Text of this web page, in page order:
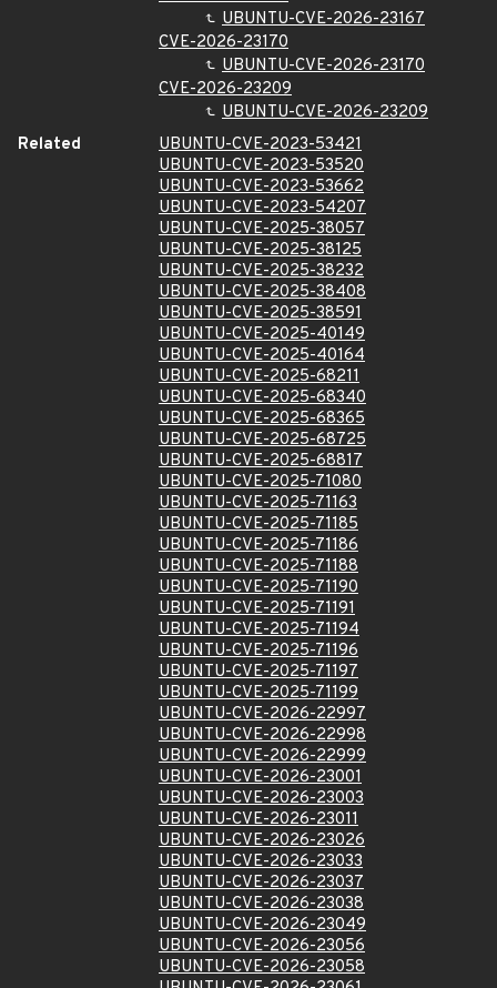
UBUNTU-CVE-2026-23167
CVE-2026-23170
UBUNTU-CVE-2026-23170
CVE-2026-23209
UBUNTU-CVE-2026-23209
Related
UBUNTU-CVE-2023-53421
UBUNTU-CVE-2023-53520
UBUNTU-CVE-2023-53662
UBUNTU-CVE-2023-54207
UBUNTU-CVE-2025-38057
UBUNTU-CVE-2025-38125
UBUNTU-CVE-2025-38232
UBUNTU-CVE-2025-38408
UBUNTU-CVE-2025-38591
UBUNTU-CVE-2025-40149
UBUNTU-CVE-2025-40164
UBUNTU-CVE-2025-68211
UBUNTU-CVE-2025-68340
UBUNTU-CVE-2025-68365
UBUNTU-CVE-2025-68725
UBUNTU-CVE-2025-68817
UBUNTU-CVE-2025-71080
UBUNTU-CVE-2025-71163
UBUNTU-CVE-2025-71185
UBUNTU-CVE-2025-71186
UBUNTU-CVE-2025-71188
UBUNTU-CVE-2025-71190
UBUNTU-CVE-2025-71191
UBUNTU-CVE-2025-71194
UBUNTU-CVE-2025-71196
UBUNTU-CVE-2025-71197
UBUNTU-CVE-2025-71199
UBUNTU-CVE-2026-22997
UBUNTU-CVE-2026-22998
UBUNTU-CVE-2026-22999
UBUNTU-CVE-2026-23001
UBUNTU-CVE-2026-23003
UBUNTU-CVE-2026-23011
UBUNTU-CVE-2026-23026
UBUNTU-CVE-2026-23033
UBUNTU-CVE-2026-23037
UBUNTU-CVE-2026-23038
UBUNTU-CVE-2026-23049
UBUNTU-CVE-2026-23056
UBUNTU-CVE-2026-23058